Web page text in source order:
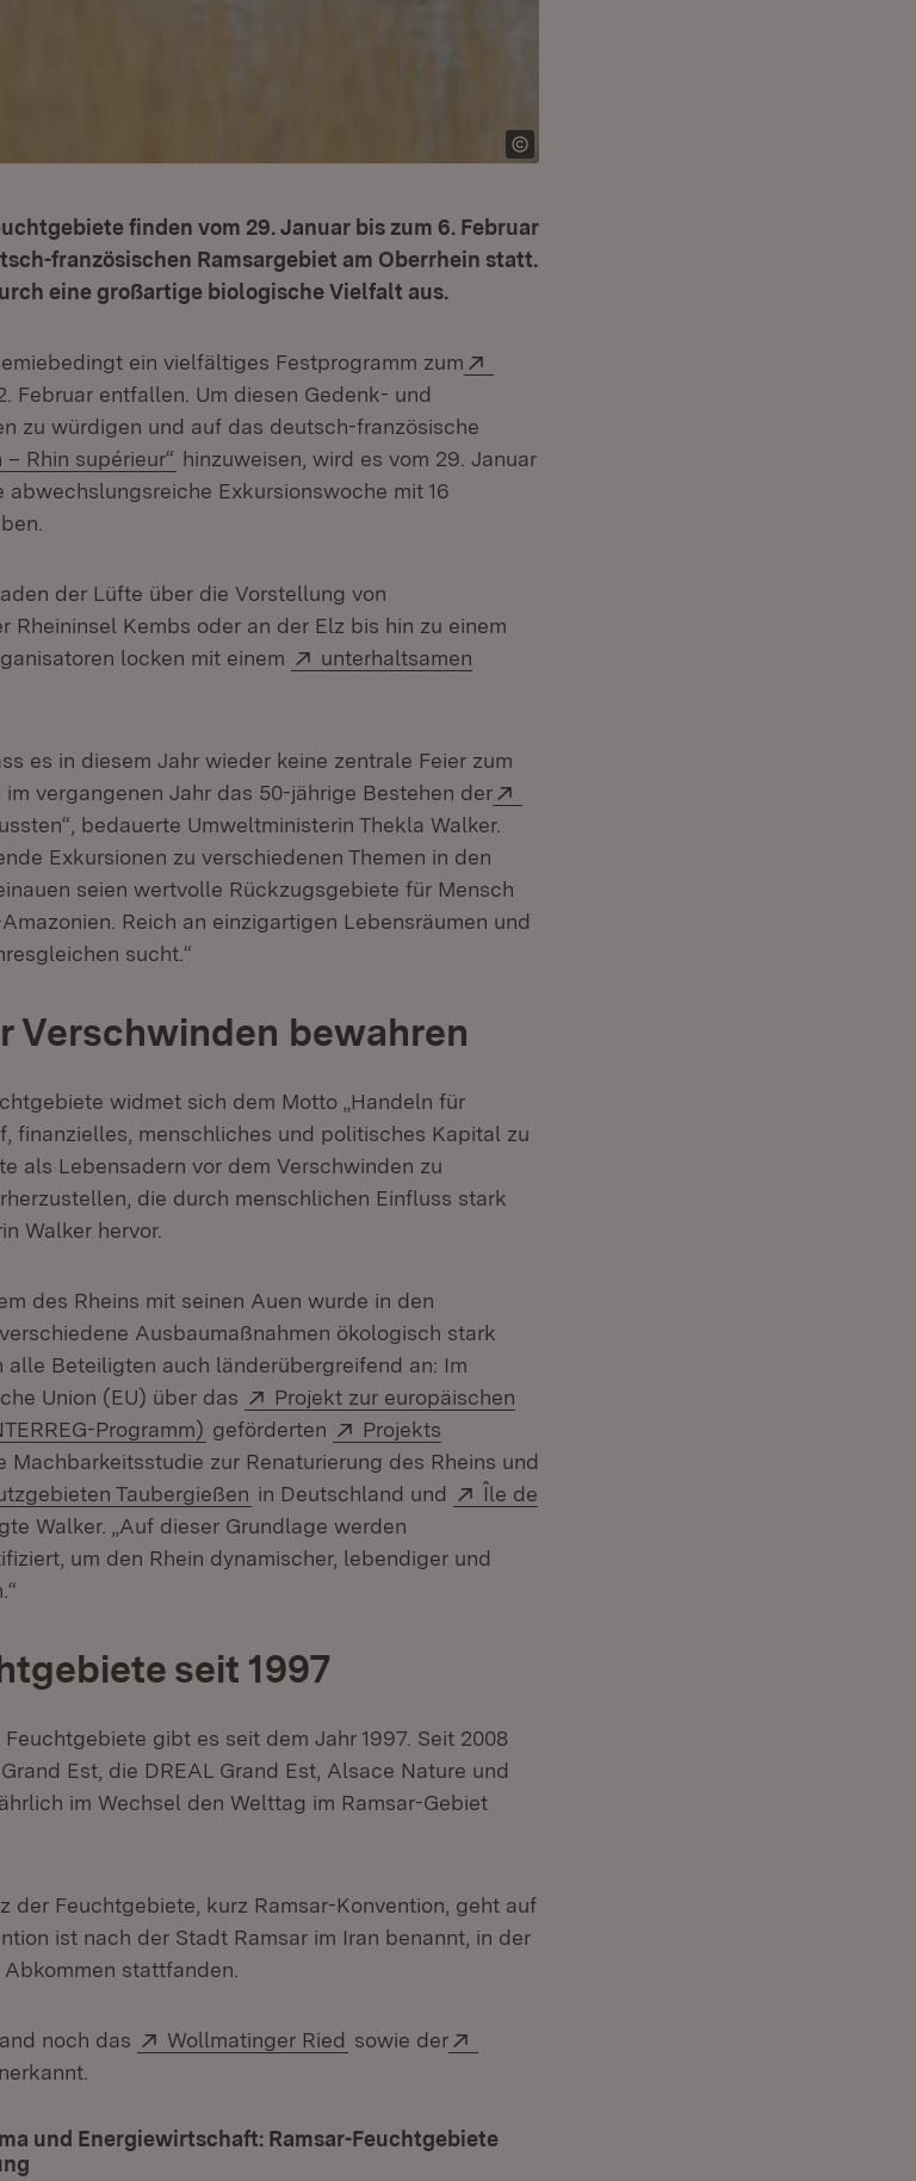
finden vom 29. Januar bis zum 6. Februar
französischen Ramsargebiet am Oberrhein statt.
eine großartige biologische Vielfalt aus.
ein vielfältiges Festprogramm zum
in neuem Fenster)
Februar entfallen. Um diesen Gedenk- und
zu würdigen und auf das deutsch-französische
– Rhin supérieur“ (Öffnet in neuem Fenster)
hinzuweisen, wird es vom 29. Januar
abwechslungsreiche Exkursionswoche mit 16
der Lüfte über die Vorstellung von
Rheininsel Kembs oder an der Elz bis hin zu einem
locken mit einem
Extern:
unterhaltsamen
es in diesem Jahr wieder keine zentrale Feier zum
vergangenen Jahr das 50-jährige Bestehen der
Fenster)
bedauerte Umweltministerin Thekla Walker.
Exkursionen zu verschiedenen Themen in den
seien wertvolle Rückzugsgebiete für Mensch
Reich an einzigartigen Lebensräumen und
sucht.“
Verschwinden bewahren
widmet sich dem Motto „Handeln für
finanzielles, menschliches und politisches Kapital zu
als Lebensadern vor dem Verschwinden zu
die durch menschlichen Einfluss stark
Walker hervor.
des Rheins mit seinen Auen wurde in den
Ausbaumaßnahmen ökologisch stark
alle Beteiligten auch länderübergreifend an: Im
Union (EU) über das
Extern:
Projekt zur europäischen
Programm) (Öffnet in neuem Fenster)
geförderten Extern:
Projekts
Machbarkeitsstudie zur Renaturierung des Rheins und
Taubergießen (Öffnet in neuem Fenster)
in Deutschland und Extern:
Île de
Walker. „Auf dieser Grundlage werden
um den Rhein dynamischer, lebendiger und
seit 1997
gibt es seit dem Jahr 1997. Seit 2008
Est, die DREAL Grand Est, Alsace Nature und
im Wechsel den Welttag im Ramsar-Gebiet
der Feuchtgebiete, kurz Ramsar-Konvention, geht auf
ist nach der Stadt Ramsar im Iran benannt, in der
stattfanden.
noch das Extern:
Wollmatinger Ried (Öffnet in neuem Fenster)
sowie der
und Energiewirtschaft: Ramsar-Feuchtgebiete